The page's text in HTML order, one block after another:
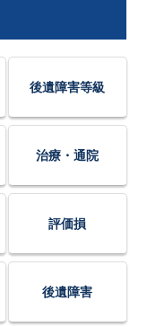
後遺障害等級
治療・通院
評価損
後遺障害